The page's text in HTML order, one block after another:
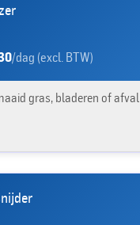
/dag (excl. BTW)
gras, bladeren of afval